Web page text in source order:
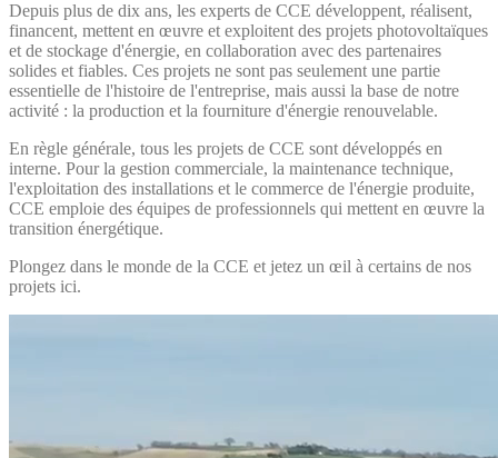
Depuis plus de dix ans, les experts de CCE développent, réalisent,
financent, mettent en œuvre et exploitent des projets photovoltaïques
et de stockage d'énergie, en collaboration avec des partenaires
solides et fiables. Ces projets ne sont pas seulement une partie
essentielle de l'histoire de l'entreprise, mais aussi la base de notre
activité : la production et la fourniture d'énergie renouvelable.
En règle générale, tous les projets de CCE sont développés en
interne. Pour la gestion commerciale, la maintenance technique,
l'exploitation des installations et le commerce de l'énergie produite,
CCE emploie des équipes de professionnels qui mettent en œuvre la
transition énergétique.
Plongez dans le monde de la CCE et jetez un œil à certains de nos
projets ici.